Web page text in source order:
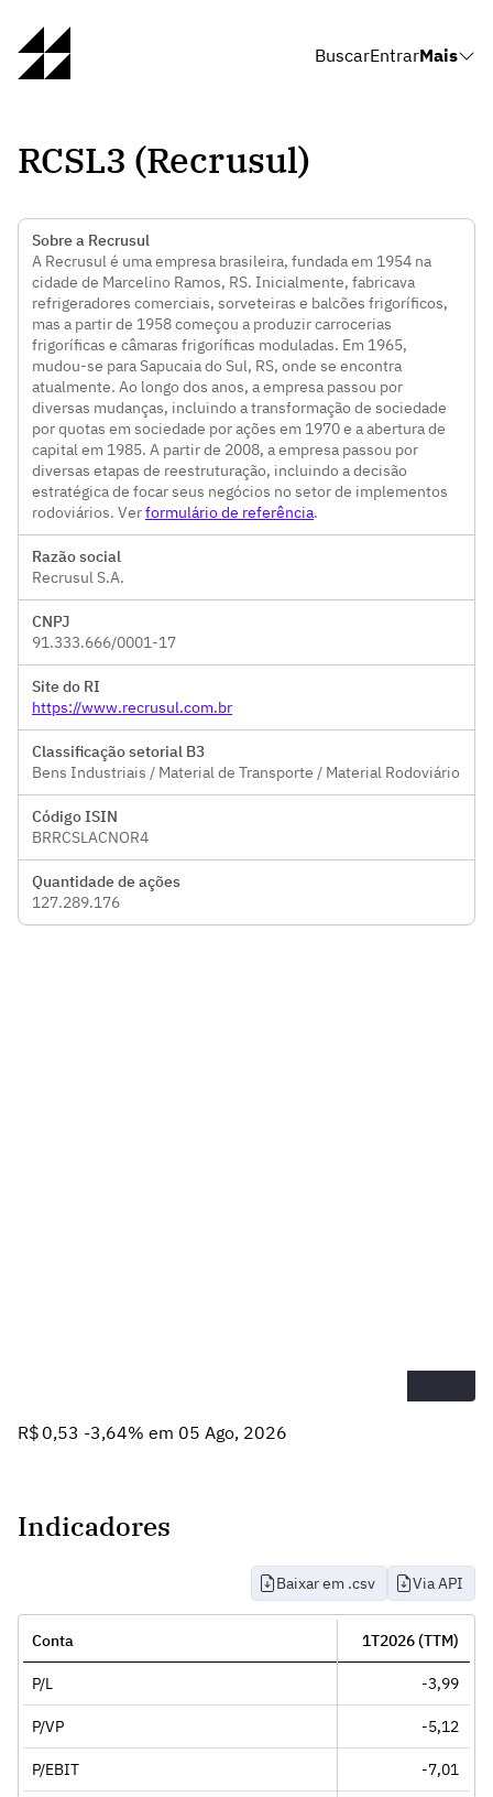
BuscarEntrarMais
RCSL3 (Recrusul)
Sobre a Recrusul
A Recrusul é uma empresa brasileira, fundada em 1954 na
cidade de Marcelino Ramos, RS. Inicialmente, fabricava
refrigeradores comerciais, sorveteiras e balcões frigoríficos,
mas a partir de 1958 começou a produzir carrocerias
frigoríficas e câmaras frigoríficas moduladas. Em 1965,
mudou-se para Sapucaia do Sul, RS, onde se encontra
atualmente. Ao longo dos anos, a empresa passou por
diversas mudanças, incluindo a transformação de sociedade
por quotas em sociedade por ações em 1970 e a abertura de
capital em 1985. A partir de 2008, a empresa passou por
diversas etapas de reestruturação, incluindo a decisão
estratégica de focar seus negócios no setor de implementos
rodoviários. Verformulário de referência.
Razão social
Recrusul S.A.
CNPJ
91.333.666/0001-17
Site do RI
https://www.recrusul.com.br
Classificação setorial B3
Bens Industriais / Material de Transporte / Material Rodoviário
Código ISIN
BRRCSLACNOR4
Quantidade de ações
127.289.176
R$ 0,53 -3,64% em 05 Ago, 2026
Indicadores
Baixar em .csv Via API
Conta 1T2026 (TTM)
P/L -3,99
P/VP -5,12
P/EBIT -7,01